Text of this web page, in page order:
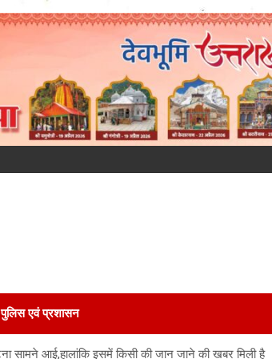
पुलिस एवं प्रशासन
सामने आई,हालांकि इसमें किसी की जान जाने की खबर मिली है